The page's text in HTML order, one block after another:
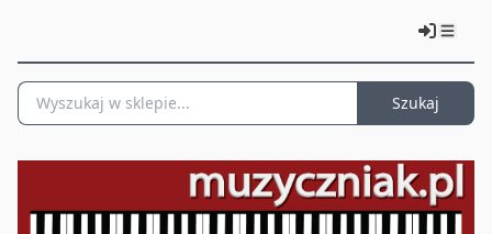
Szukaj